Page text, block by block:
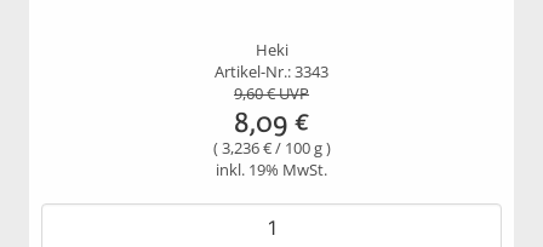
Heki
Artikel-Nr.: 3343
9,60€ UVP
8,09 €
(3,236€ / 100 g)
inkl. 19% MwSt.